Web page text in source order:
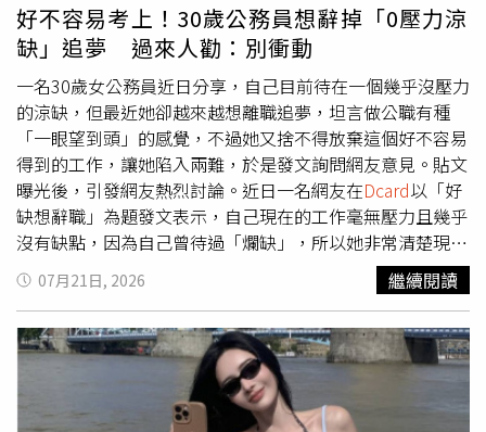
效的方法不是硬碰硬，而是讓主管自己決定工作的優先順
序」。也有過來人分享，自己會提前詢問主管是否還有工作
安排，或直接告知已有私人行程，希望主管日後能提早交
辦，以免影響正常下班時間。
相當有名，每次來台灣都一定會喝，清爽順口的口感與台灣
美食十分搭配，也笑說未來只要有朋友來台灣旅遊，一定會
推薦大家走訪夜市、體驗辦桌文化，再配上一杯啤酒，感受
最道地的台灣味。 除了商圈驚喜快閃外，「上青 Boyz」也
預告，接下來台啤18天生啤酒將特別舉辦限定專場活動，與
粉絲近距離互動。哇海盆興奮表示：「首先真的要大聲感謝
台啤爸爸！沒想到我們這群『生肉』居然也有專屬的專場活
動，謝謝台啤爸爸對我們的疼愛，終於可以和粉絲超近距離
接觸！」至於大家最關心的限定福利，團員則笑著賣關子：
「現在透露太多就沒有驚喜了，我們想保留一點神祕感！」
不過他們也用名譽掛保證：「絕對會讓大家吃好、喝好，還
能大飽眼福！」
好不容易考上！30歲公務員想辭掉「0壓力涼
缺」追夢 過來人勸：別衝動
一名30歲女公務員近日分享，自己目前待在一個幾乎沒壓力
的涼缺，但最近她卻越來越想離職追夢，坦言做公職有種
「一眼望到頭」的感覺，不過她又捨不得放棄這個好不容易
得到的工作，讓她陷入兩難，於是發文詢問網友意見。貼文
曝光後，引發網友熱烈討論。近日一名網友在Dcard以「好
缺想辭職」為題發文表示，自己現在的工作毫無壓力且幾乎
沒有缺點，因為自己曾待過「爛缺」，所以她非常清楚現在
這份工作的含金量。不過，原PO坦言，待在公職久了，越
來越有種「一眼望到頭」的感覺，覺得每天生活都差不多，
也認為自己的能力不只如此，因此開始想辭職追夢，全心準
備其他考試，希望能到更理想的工作。原PO透露，目前雖
然是在職備考，但每天上班、通勤，再加上一些生活瑣事，
真正能讀書的時間並不多，下班後常常已經感覺很累，總覺
得比不上全職考生。不過原PO也擔心，自己現在已經30
07月21日, 2026 繼續閱讀